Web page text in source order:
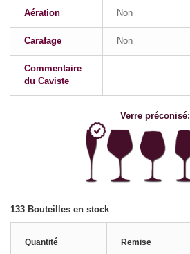
Aération Non
Carafage Non
Commentaire
du Caviste
Verre préconisé:
133 Bouteilles en stock
Quantité Remise